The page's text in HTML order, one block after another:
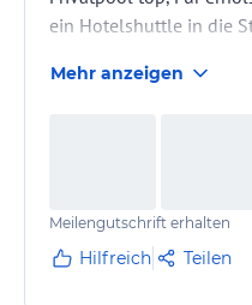
ein Hotelshuttle in die
Mehr anzeigen
Meilengutschrift erhalten
Hilfreich Teilen